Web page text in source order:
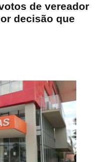
de vereador
decisão que